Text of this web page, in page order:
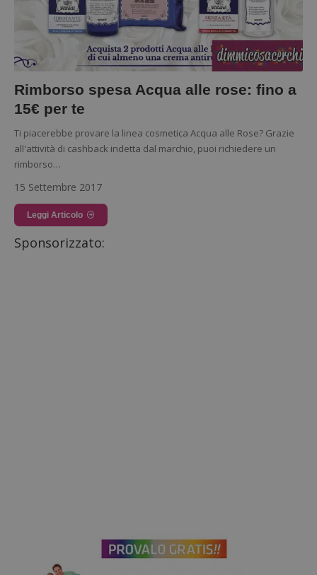
Rimborso spesa Acqua alle rose: fino a
15€ per te
Ti piacerebbe provare la linea cosmetica Acqua alle Rose? Grazie
all'attività di cashback indetta dal marchio, puoi richiedere un
rimborso…
15 Settembre 2017
Leggi Articolo
Sponsorizzato: